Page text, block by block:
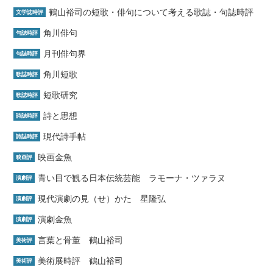
文学誌時評 鶴山裕司の短歌・俳句について考える歌誌・句誌時評
句誌時評 角川俳句
句誌時評 月刊俳句界
歌誌時評 角川短歌
歌誌時評 短歌研究
詩誌時評 詩と思想
詩誌時評 現代詩手帖
映画評 映画金魚
演劇評 青い目で観る日本伝統芸能 ラモーナ・ツァラヌ
演劇評 現代演劇の見（せ）かた 星隆弘
演劇評 演劇金魚
美術評 言葉と骨董 鶴山裕司
美術評 美術展時評 鶴山裕司